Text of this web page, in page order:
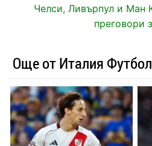
Челси, Ливърпул и Ман
преговори
Още от Италия